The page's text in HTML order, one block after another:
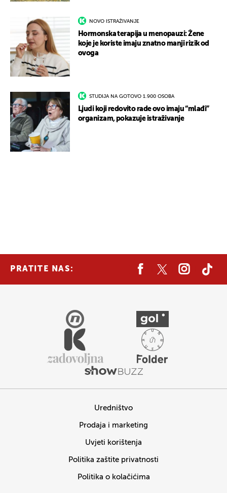
NOVO ISTRAŽIVANJE
Hormonska terapija u menopauzi: Žene
koje je koriste imaju znatno manji rizik od
ovoga
STUDIJA NA GOTOVO 1.900 OSOBA
Ljudi koji redovito rade ovo imaju “mlađi”
organizam, pokazuje istraživanje
PRATITE NAS:
Uredništvo
Prodaja i marketing
Uvjeti korištenja
Politika zaštite privatnosti
Politika o kolačićima